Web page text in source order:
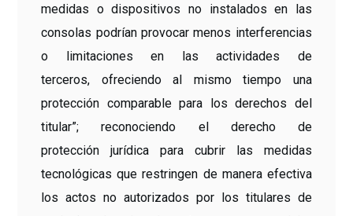
medidas o dispositivos no instalados en las
consolas podrían provocar menos interferencias
o limitaciones en las actividades de
terceros, ofreciendo al mismo tiempo una
protección comparable para los derechos del
titular”; reconociendo el derecho de
protección jurídica para cubrir las medidas
tecnológicas que restringen de manera efectiva
los actos no autorizados por los titulares de